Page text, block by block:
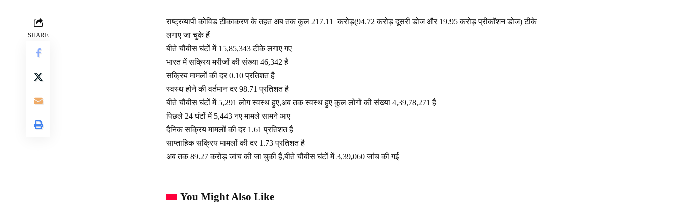
SHARE
राष्ट्रव्यापी कोविड टीकाकरण के तहत अब तक कुल 217.11 करोड़(94.72 करोड़ दूसरी डोज और 19.95 करोड़ प्रीकॉशन डोज) टीके
लगाए जा चुके हैं
बीते चौबीस घंटों में 15,85,343 टीके लगाए गए
भारत में सक्रिय मरीजों की संख्या 46,342 है
सक्रिय मामलों की दर 0.10 प्रतिशत है
स्वस्थ होने की वर्तमान दर 98.71 प्रतिशत है
बीते चौबीस घंटों में 5,291 लोग स्वस्थ हुए,अब तक स्वस्थ हुए कुल लोगों की संख्या 4,39,78,271 है
पिछले 24 घंटों में 5,443 नए मामले सामने आए
दैनिक सक्रिय मामलों की दर 1.61 प्रतिशत है
साप्ताहिक सक्रिय मामलों की दर 1.73 प्रतिशत है
अब तक 89.27 करोड़ जांच की जा चुकी हैं,बीते चौबीस घंटों में 3,39,060 जांच की गई
You Might Also Like